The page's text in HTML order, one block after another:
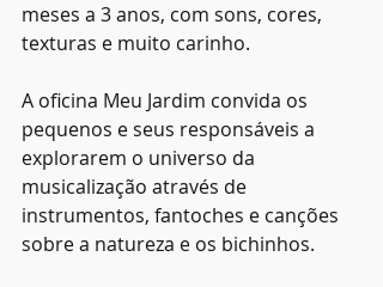
meses a 3 anos, com sons, cores,
texturas e muito carinho.
A oficina Meu Jardim convida os
pequenos e seus responsáveis a
explorarem o universo da
musicalização através de
instrumentos, fantoches e canções
sobre a natureza e os bichinhos.